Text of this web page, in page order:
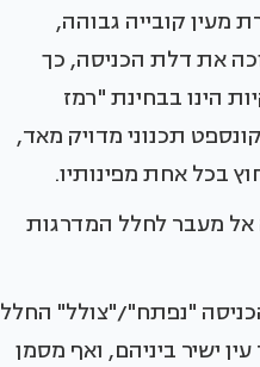
מעין קובייה גבוהה,
את דלת הכניסה, כך
הינו בבחינת "רמז
תכנוני מדויק מאד,
בכל אחת מפינותיו.
אל מעבר לחלל המדרגות
"נפתח"/"צולל" החלל
ישיר ביניהם, ואף מסמן